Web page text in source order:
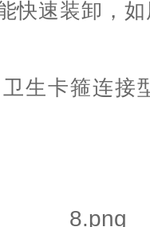
快速装卸，
生卡箍连接